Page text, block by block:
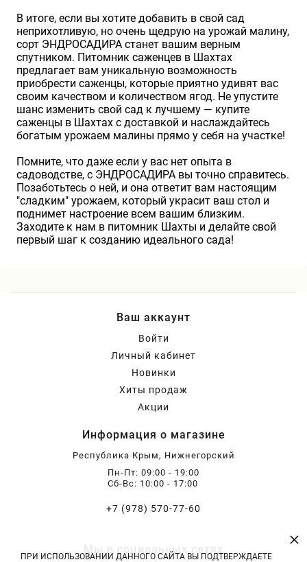
В итоге, если вы хотите добавить в свой сад
неприхотливую, но очень щедрую на урожай малину,
сорт ЭНДРОСАДИРА станет вашим верным
спутником. Питомник саженцев в Шахтах
предлагает вам уникальную возможность
приобрести саженцы, которые приятно удивят вас
своим качеством и количеством ягод. Не упустите
шанс изменить свой сад к лучшему — купите
саженцы в Шахтах с доставкой и наслаждайтесь
богатым урожаем малины прямо у себя на участке!
Помните, что даже если у вас нет опыта в
садоводстве, с ЭНДРОСАДИРА вы точно справитесь.
Позаботьтесь о ней, и она ответит вам настоящим
"сладким" урожаем, который украсит ваш стол и
поднимет настроение всем вашим близким.
Заходите к нам в питомник Шахты и делайте свой
первый шаг к созданию идеального сада!
Ваш аккаунт
Войти
Личный кабинет
Новинки
Хиты продаж
Акции
Информация о магазине
Республика Крым, Нижнегорский
Пн-Пт: 09:00 - 19:00
Сб-Вс: 10:00 - 17:00
+7 (978) 570-77-60
Мы в социальных сетях
ПРИ ИСПОЛЬЗОВАНИИ ДАННОГО САЙТА ВЫ ПОДТВЕРЖДАЕТЕ
×